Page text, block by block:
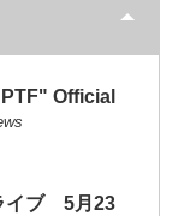
Official
イブ 5月23